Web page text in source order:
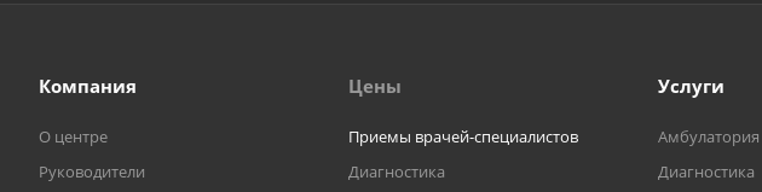
Компания
О центре
Руководители
Цены
Приемы врачей-специалистов
Диагностика
Услуги
Амбулатория
Диагностика